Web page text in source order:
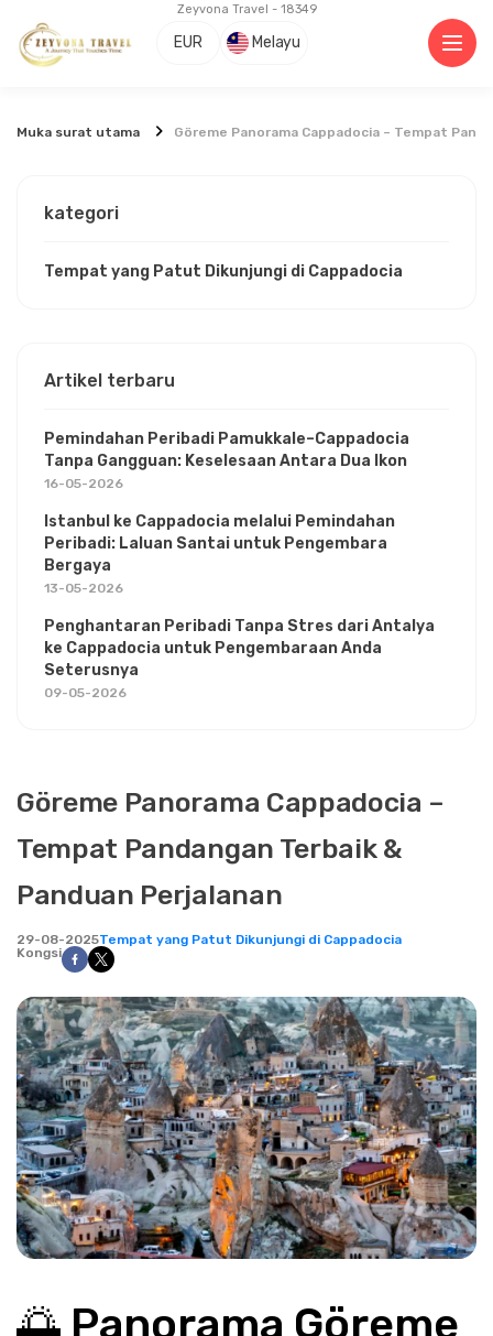
Zeyvona Travel - 18349
EUR Melayu
Muka surat utama Göreme Panorama Cappadocia – Tempat
Göreme Panorama Cappadocia –
Tempat Pandangan Terbaik &
Panduan Perjalanan
29-08-2025Tempat yang Patut Dikunjungi di Cappadocia
Kongsi
🌅 Panorama Göreme
kategori
Tempat yang Patut Dikunjungi di Cappadocia
Artikel terbaru
Pemindahan Peribadi Pamukkale–Cappadocia
Tanpa Gangguan: Keselesaan Antara Dua Ikon
16-05-2026
Istanbul ke Cappadocia melalui Pemindahan
Peribadi: Laluan Santai untuk Pengembara
Bergaya
13-05-2026
Penghantaran Peribadi Tanpa Stres dari Antalya
ke Cappadocia untuk Pengembaraan Anda
Seterusnya
09-05-2026